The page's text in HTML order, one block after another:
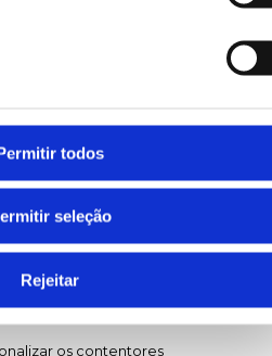
todos
seleção
Rejeitar
com
os contentores